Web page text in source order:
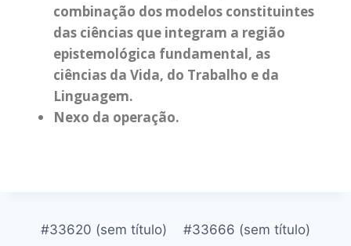
combinação dos modelos constituintes
das ciências que integram a região
epistemológica fundamental, as
ciências da Vida, do Trabalho e da
Linguagem.
Nexo da operação.
#33620 (sem título) #33666 (sem título)